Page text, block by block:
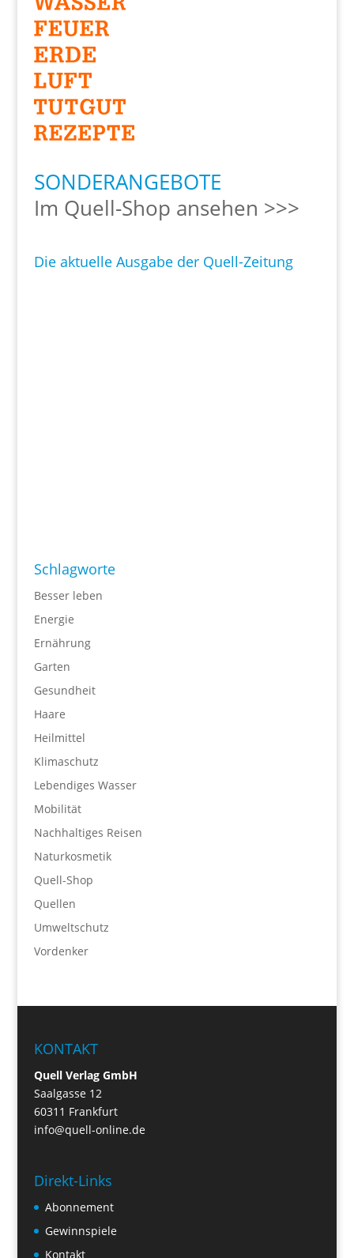
SONDERANGEBOTE
Im Quell-Shop ansehen >>>
Die aktuelle Ausgabe der Quell-Zeitung
Schlagworte
Besser leben
Energie
Ernährung
Garten
Gesundheit
Haare
Heilmittel
Klimaschutz
Lebendiges Wasser
Mobilität
Nachhaltiges Reisen
Naturkosmetik
Quell-Shop
Quellen
Umweltschutz
Vordenker
KONTAKT
Quell Verlag GmbH
Saalgasse 12
60311 Frankfurt
info@quell-online.de
Direkt-Links
Abonnement
Gewinnspiele
Kontakt